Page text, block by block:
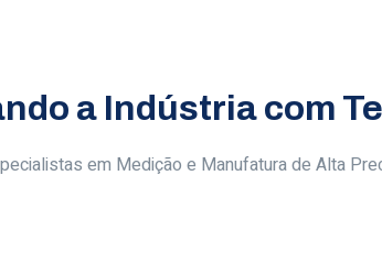
a Indústria com
em Medição e Manufatura de Alta